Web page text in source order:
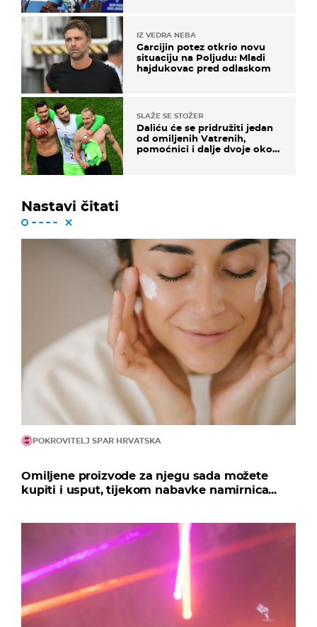
IZ VEDRA NEBA
Garcijin potez otkrio novu
situaciju na Poljudu: Mladi
hajdukovac pred odlaskom
SLAŽE SE STOŽER
Daliću će se pridružiti jedan
od omiljenih Vatrenih,
pomoćnici i dalje dvoje oko
Nastavi čitati
POKROVITELJ SPAR HRVATSKA
Omiljene proizvode za njegu sada možete
kupiti i usput, tijekom nabavke namirnica...